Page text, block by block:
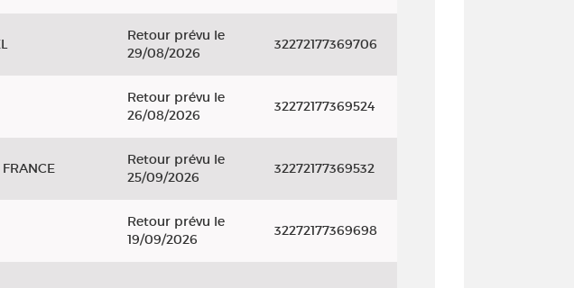
Retour prévu le
29/08/2026
32272177369706
Retour prévu le
26/08/2026
32272177369524
Retour prévu le
25/09/2026
32272177369532
Retour prévu le
19/09/2026
32272177369698